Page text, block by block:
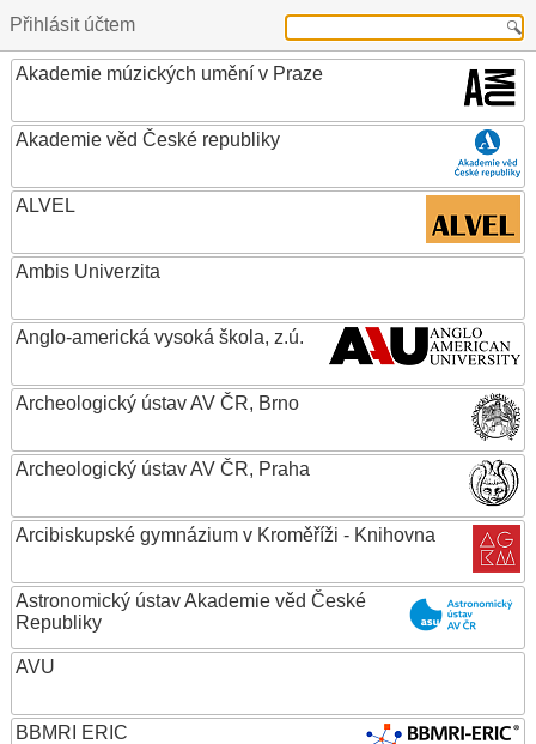
Přihlásit účtem
Akademie múzických umění v Praze
Akademie věd České republiky
ALVEL
Ambis Univerzita
Anglo-americká vysoká škola, z.ú.
Archeologický ústav AV ČR, Brno
Archeologický ústav AV ČR, Praha
Arcibiskupské gymnázium v Kroměříži - Knihovna
Astronomický ústav Akademie věd České
Republiky
AVU
BBMRI ERIC